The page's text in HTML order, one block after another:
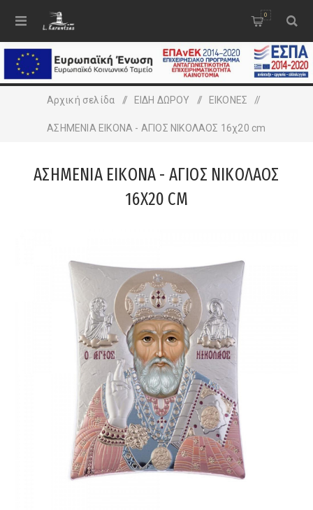
0
Αρχική σελίδα / ΕΙΔΗ ΔΩΡΟΥ / ΕΙΚΟΝΕΣ /
ΑΣΗΜΕΝΙΑ ΕΙΚΟΝΑ - ΑΓΙΟΣ ΝΙΚΟΛΑΟΣ 16χ20 cm
ΑΣΗΜΕΝΙΑ ΕΙΚΟΝΑ - ΑΓΙΟΣ ΝΙΚΟΛΑΟΣ
16Χ20 CM